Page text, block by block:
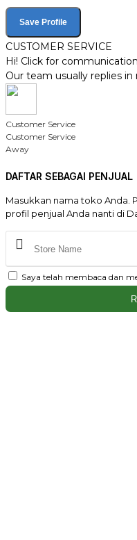
Save Profile
CUSTOMER SERVICE
Hi! Click for
Our team usually replies
Customer Service
Customer Service
Away
DAFTAR SEBAGAI PENJUAL
Masukkan nama toko Anda.
profil penjual Anda nanti di
Saya telah membaca dan